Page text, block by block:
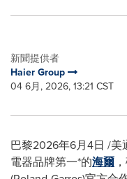
新聞提供者
Haier Group
04 6月, 2026, 13:21 CST
巴黎2026年6月4日 /美
電器品牌第一*的海爾